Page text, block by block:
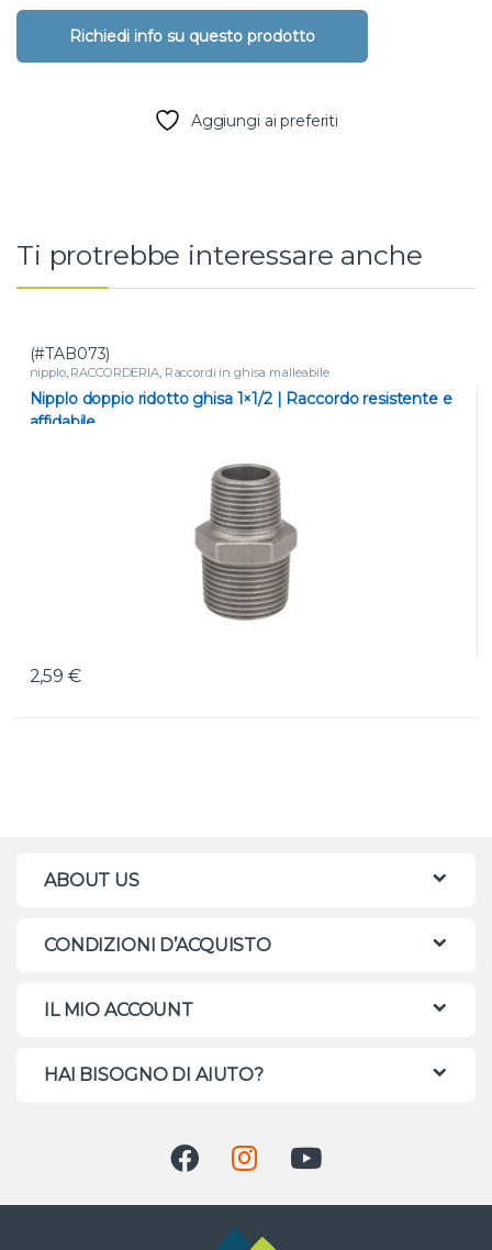
Aggiungi ai preferiti
Ti protrebbe interessare anche
(#TAB073)
nipplo, RACCORDERIA, Raccordi in ghisa malleabile
Nipplo doppio ridotto ghisa 1×1/2 | Raccordo resistente e
affidabile
2,59 €
ABOUT US
CONDIZIONI D’ACQUISTO
IL MIO ACCOUNT
HAI BISOGNO DI AIUTO?